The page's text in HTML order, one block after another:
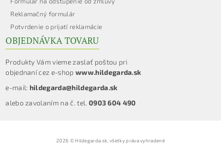
Reklamačný formulár
Potvrdenie o prijatí reklamácie
OBJEDNÁVKA TOVARU
Produkty Vám vieme zaslať poštou pri
objednaní cez e-shop www.hildegarda.sk
e-mail: hildegarda@hildegarda.sk
alebo zavolaním na č. tel. 0903 604 490
2026 © Hildegarda.sk, všetky práva vyhradené